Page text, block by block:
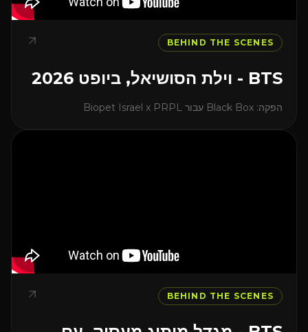
BEHIND THE SCENES
BTS - וילת הסושיאל, ביופט 2026
הפקה: Black Box עבור Biopet Israel x PRPL
BEHIND THE SCENES